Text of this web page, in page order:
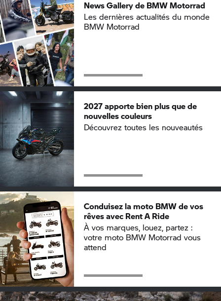
News Gallery de BMW Motorrad
Les dernières actualités du monde
BMW Motorrad
2027 apporte bien plus que de
nouvelles couleurs
Découvrez toutes les nouveautés
Conduisez la moto BMW de vos
rêves avec Rent A Ride
À vos marques, louez, partez :
votre moto BMW Motorrad vous
attend